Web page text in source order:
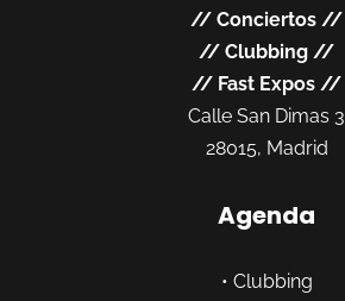
// Conciertos //
// Clubbing //
// Fast Expos //
Calle San Dimas 3
28015, Madrid
Agenda
• Clubbing